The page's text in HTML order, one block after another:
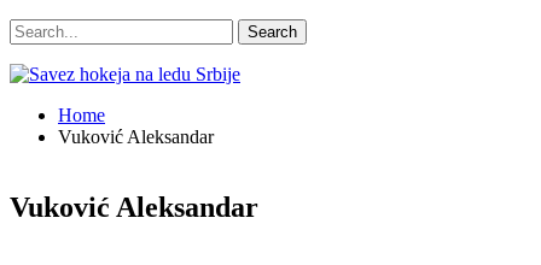
Home
Vuković Aleksandar
Vuković Aleksandar